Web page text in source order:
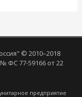
© 2010–2018
ФС 77-59166 от 22
предприятие